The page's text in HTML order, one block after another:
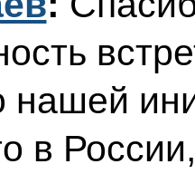
нашей
в